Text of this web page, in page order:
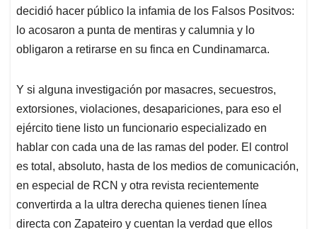
decidió hacer público la infamia de los Falsos Positvos:
lo acosaron a punta de mentiras y calumnia y lo
obligaron a retirarse en su finca en Cundinamarca.
Y si alguna investigación por masacres, secuestros,
extorsiones, violaciones, desapariciones, para eso el
ejército tiene listo un funcionario especializado en
hablar con cada una de las ramas del poder. El control
es total, absoluto, hasta de los medios de comunicación,
en especial de RCN y otra revista recientemente
convertirda a la ultra derecha quienes tienen línea
directa con Zapateiro y cuentan la verdad que ellos